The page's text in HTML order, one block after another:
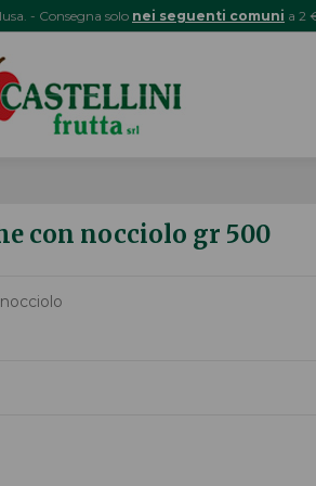
- Consegna solo nei seguenti comuni a 2
con nocciolo gr 500